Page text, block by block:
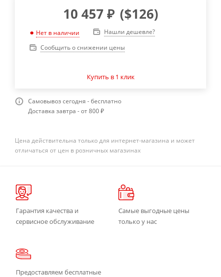
10 457 ₽ ($126)
Нет в наличии
Нашли дешевле?
Сообщить о снижении цены
Купить в 1 клик
Самовывоз сегодня - бесплатно
Доставка завтра - от 800 ₽
Цена действительна только для интернет-магазина и может
отличаться от цен в розничных магазинах
Гарантия качества и
сервисное обслуживание
Самые выгодные цены
только у нас
Предоставляем бесплатные